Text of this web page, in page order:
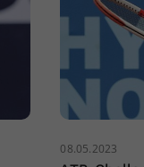
08.05.2023